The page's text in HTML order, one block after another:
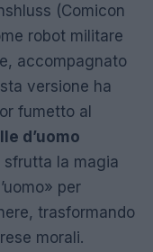
(Comicon
robot militare
accompagnato
versione ha
fumetto al
d’uomo
sfrutta la magia
per
trasformando
morali.